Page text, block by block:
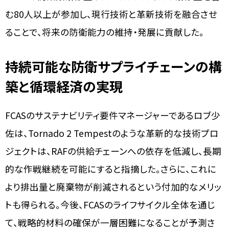
む80人以上が参加し、現行技術と革新技術を融合させ
ることで、将来の防衛能力の維持・発展に貢献した。
持続可能な防衛サプライチェーンの構
築と循環経済の実現
FCASのサステナビリティ要件マネージャーであるロブ少
佐は、Tornado 2 Tempestのような革新的な技術プロ
ジェクトは、RAFの供給チェーンへの依存を低減し、長期
的な作戦継続を可能にすると指摘した。さらに、これに
より排出量と廃棄物が削減されるという付加的なメリッ
トも得られる。今後、FCASのライフサイクル全体を通じ
て、戦略的材料の確保が一層困難になることが予測さ